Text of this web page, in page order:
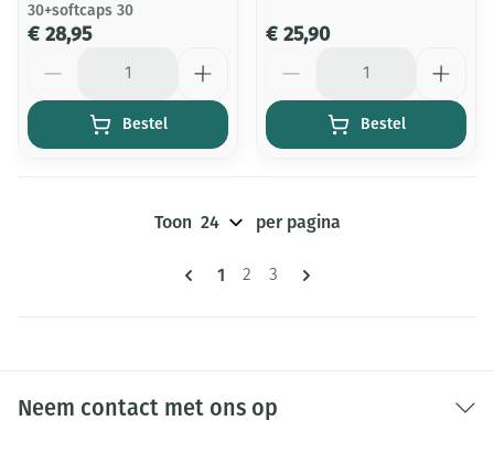
30+softcaps 30
€ 28,95
Bestel
€ 25,90
Bestel
Pagina's
U lees momenteel pagina
1 Pagina
2 Pagina
3
Toon per pagina
Neem contact met ons op